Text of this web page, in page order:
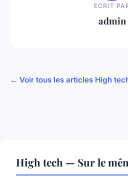
ECRIT
admin
← Voir tous les articles High
High tech — Sur le